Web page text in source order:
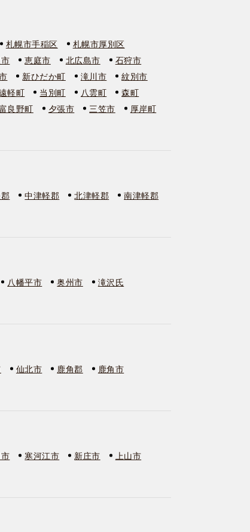
札幌市手稲区
札幌市厚別区
恵庭市 北広島市
石狩市
新ひだか町 滝川市
紋別市
軽町 当別町 八雲町
森町
良野町 夕張市 三笠市
厚岸町
中津軽郡 北津軽郡
南津軽郡
八幡平市 奥州市
滝沢氏
仙北市 鹿角郡
鹿角市
寒河江市 新庄市
上山市